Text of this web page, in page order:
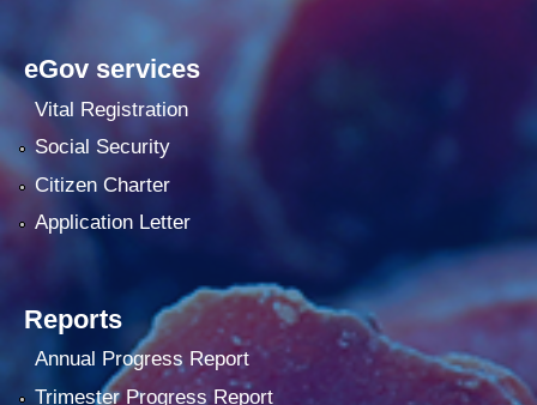
eGov services
Vital Registration
Social Security
Citizen Charter
Application Letter
Reports
Annual Progress Report
Trimester Progress Report